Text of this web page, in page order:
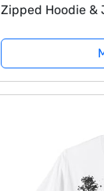
Zipped Hoodie
Modernas, Rojo/
Niños